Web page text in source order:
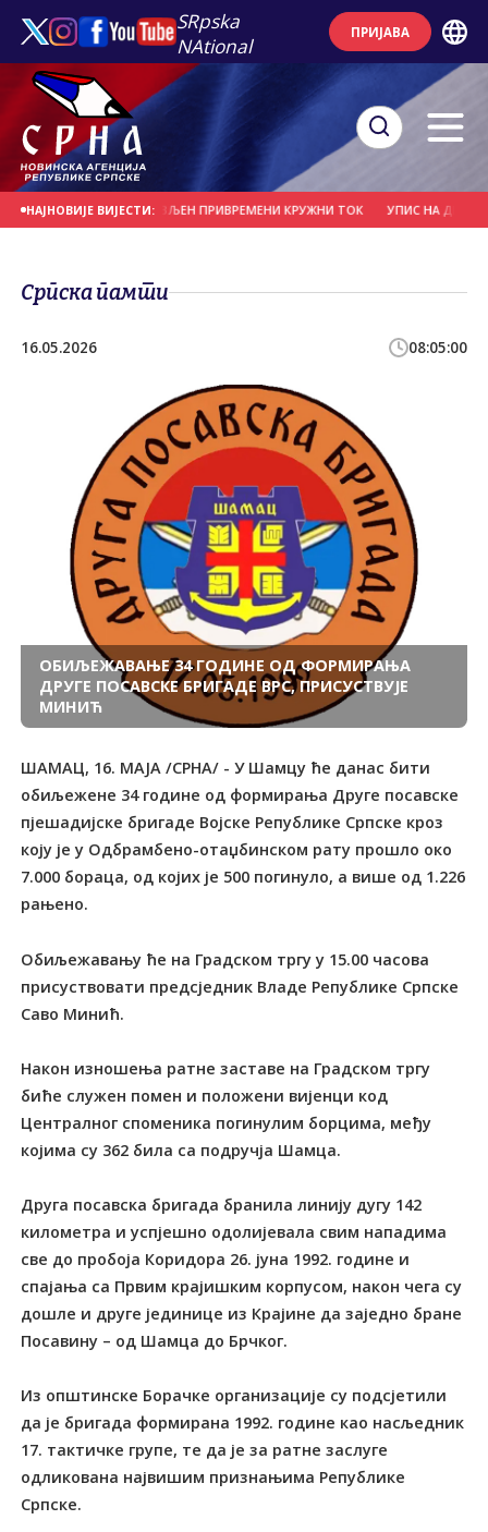
SRpska
NAtional
ПРИЈАВА
НАЈНОВИЈЕ ВИЈЕСТИ:
У БАЊАЛУЦИ ПОСТАВЉЕН ПРИВРЕМЕНИ КРУЖНИ ТОК УПИС НА ДРУГИ И
Српска памти
16.05.2026 08:05:00
ОБИЉЕЖАВАЊЕ 34 ГОДИНЕ ОД ФОРМИРАЊА
ДРУГЕ ПОСАВСКЕ БРИГАДЕ ВРС, ПРИСУСТВУЈЕ
МИНИЋ
ШАМАЦ, 16. МАЈА /СРНА/ - У Шамцу ће данас бити
обиљежене 34 године од формирања Друге посавске
пјешадијске бригаде Војске Републике Српске кроз
коју је у Одбрамбено-отаџбинском рату прошло око
7.000 бораца, од којих је 500 погинуло, а више од 1.226
рањено.
Обиљежавању ће на Градском тргу у 15.00 часова
присуствовати предсједник Владе Републике Српске
Саво Минић.
Након изношења ратне заставе на Градском тргу
биће служен помен и положени вијенци код
Централног споменика погинулим борцима, међу
којима су 362 била са подручја Шамца.
Друга посавска бригада бранила линију дугу 142
километра и успјешно одолијевала свим нападима
све до пробоја Коридора 26. јуна 1992. године и
спајања са Првим крајишким корпусом, након чега су
дошле и друге јединице из Крајине да заједно бране
Посавину – од Шамца до Брчког.
Из општинске Борачке организације су подсјетили
да је бригада формирана 1992. године као насљедник
17. тактичке групе, те да је за ратне заслуге
одликована највишим признањима Републике
Српске.